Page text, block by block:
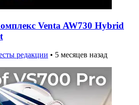
Venta AW730 Hybrid
редакции • 5 месяцев назад